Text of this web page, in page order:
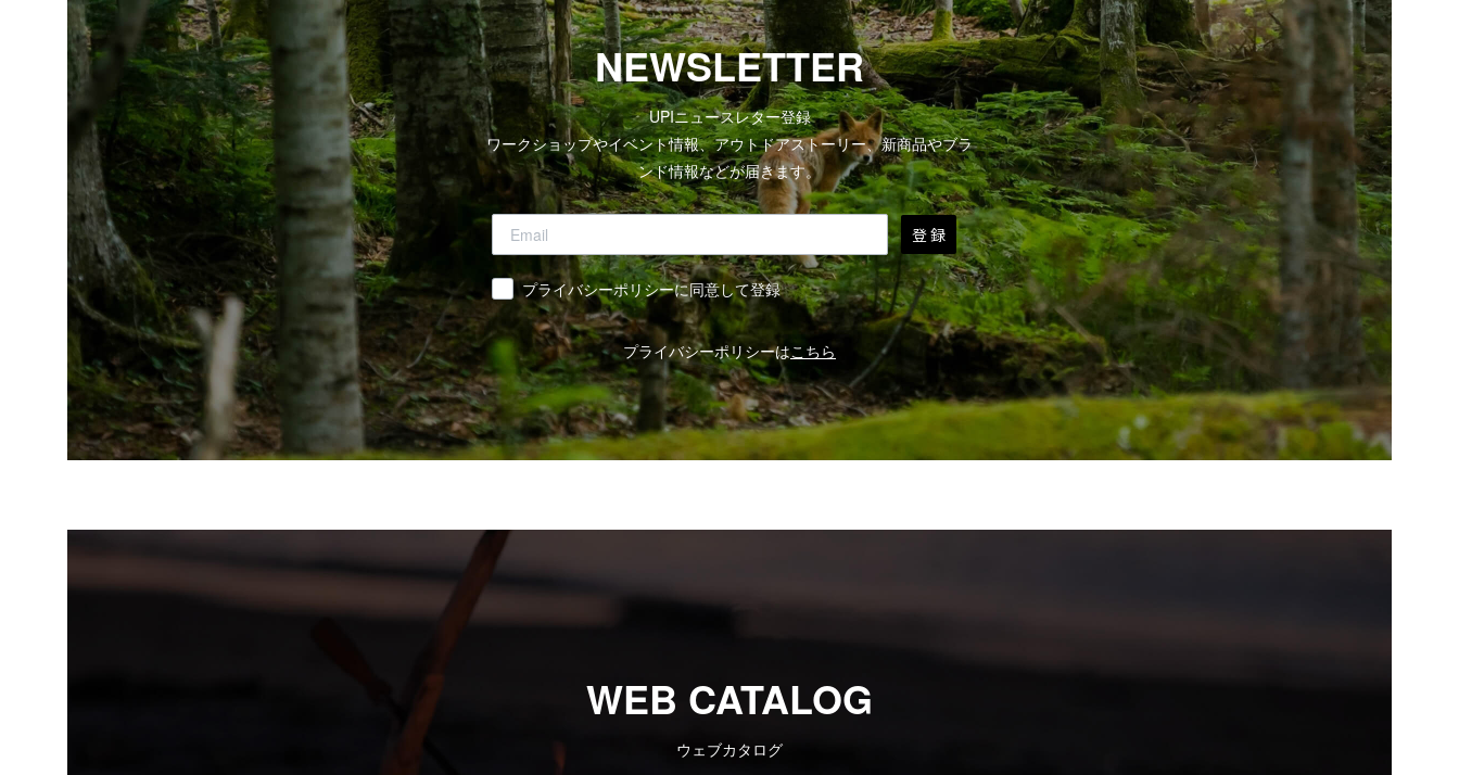
NEWSLETTER
UPIニュースレター登録
ワークショップやイベント情報、アウトドアストーリー、新商品やブラ
ンド情報などが届きます。
登 録
同意プライバシーポリシーに同意して登録
プライバシーポリシーはこちら
WEB CATALOG
ウェブカタログ